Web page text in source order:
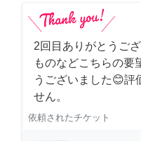
2回目ありがとうご
ものなどこちらの要
うございました😊評
せん。
依頼されたチケット